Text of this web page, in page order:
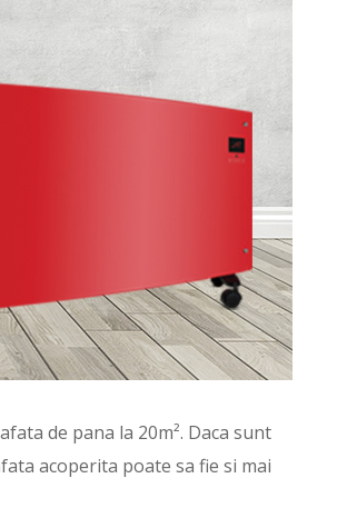
de pana la 20m². Daca sunt
acoperita poate sa fie si mai